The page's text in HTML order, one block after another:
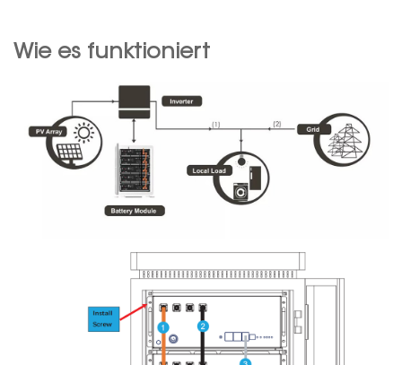
Wie es funktioniert